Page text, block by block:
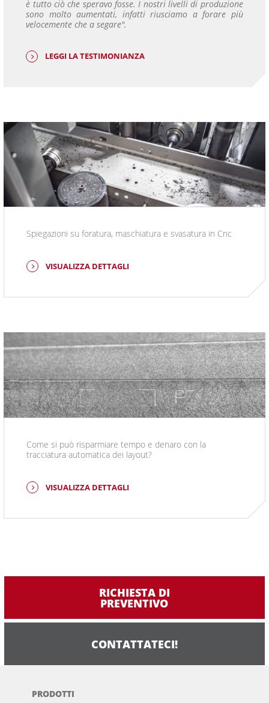
è tutto ciò che speravo fosse. I nostri livelli di produzione
sono molto aumentati, infatti riusciamo a forare più
velocemente che a segare".
LEGGI LA TESTIMONIANZA
Spiegazioni su foratura, maschiatura e svasatura in Cnc
VISUALIZZA DETTAGLI
Come si può risparmiare tempo e denaro con la
tracciatura automatica dei layout?
VISUALIZZA DETTAGLI
RICHIESTA DI
PREVENTIVO
CONTATTATECI!
PRODOTTI